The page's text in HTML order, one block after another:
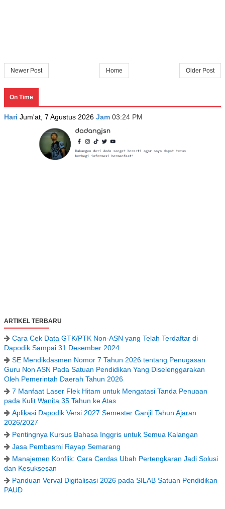
Newer Post Older Post
Home
On Time
Hari Jum'at, 7 Agustus 2026 Jam 03:24 PM
ARTIKEL TERBARU
Cara Cek Data GTK/PTK Non-ASN yang Telah Terdaftar di
Dapodik Sampai 31 Desember 2024
SE Mendikdasmen Nomor 7 Tahun 2026 tentang Penugasan
Guru Non ASN Pada Satuan Pendidikan Yang Diselenggarakan
Oleh Pemerintah Daerah Tahun 2026
7 Manfaat Laser Flek Hitam untuk Mengatasi Tanda Penuaan
pada Kulit Wanita 35 Tahun ke Atas
Aplikasi Dapodik Versi 2027 Semester Ganjil Tahun Ajaran
2026/2027
Pentingnya Kursus Bahasa Inggris untuk Semua Kalangan
Jasa Pembasmi Rayap Semarang
Manajemen Konflik: Cara Cerdas Ubah Pertengkaran Jadi Solusi
dan Kesuksesan
Panduan Verval Digitalisasi 2026 pada SILAB Satuan Pendidikan
PAUD